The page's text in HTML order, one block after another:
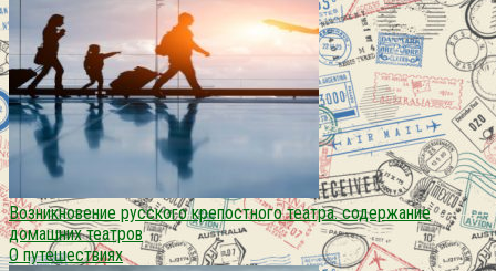
Возникновение русского крепостного театра. содержание
домашних театров
О путешествиях